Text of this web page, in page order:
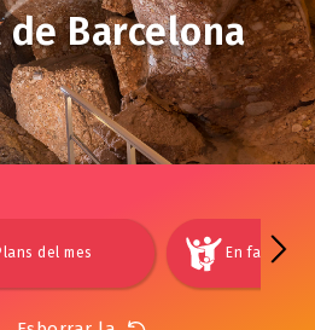
Barcelona
del mes En família